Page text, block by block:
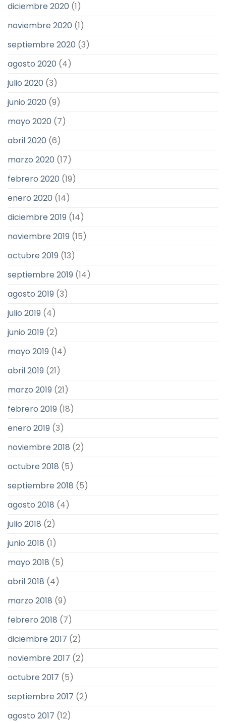
diciembre 2020 (1)
noviembre 2020 (1)
septiembre 2020 (3)
agosto 2020 (4)
julio 2020 (3)
junio 2020 (9)
mayo 2020 (7)
abril 2020 (6)
marzo 2020 (17)
febrero 2020 (19)
enero 2020 (14)
diciembre 2019 (14)
noviembre 2019 (15)
octubre 2019 (13)
septiembre 2019 (14)
agosto 2019 (3)
julio 2019 (4)
junio 2019 (2)
mayo 2019 (14)
abril 2019 (21)
marzo 2019 (21)
febrero 2019 (18)
enero 2019 (3)
noviembre 2018 (2)
octubre 2018 (5)
septiembre 2018 (5)
agosto 2018 (4)
julio 2018 (2)
junio 2018 (1)
mayo 2018 (5)
abril 2018 (4)
marzo 2018 (9)
febrero 2018 (7)
diciembre 2017 (2)
noviembre 2017 (2)
octubre 2017 (5)
septiembre 2017 (2)
agosto 2017 (12)